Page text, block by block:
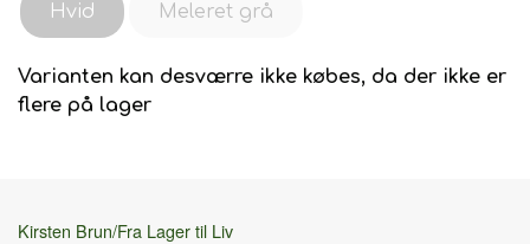
Hvid Meleret grå
Varianten kan desværre ikke købes, da der ikke er
flere på lager
Kirsten Brun/Fra Lager til Liv